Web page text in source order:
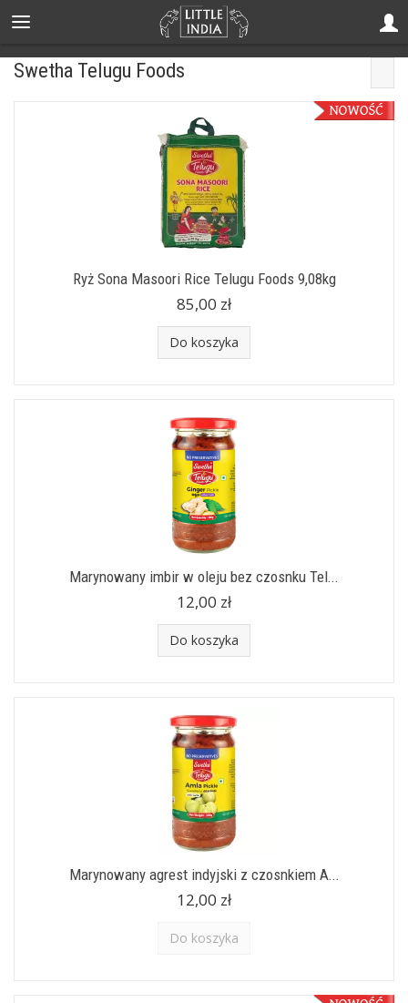
Swetha Telugu Foods
Ryż Sona Masoori Rice Telugu Foods 9,08kg
85,00 zł
Do koszyka
Marynowany imbir w oleju bez czosnku Tel...
12,00 zł
Do koszyka
Marynowany agrest indyjski z czosnkiem A...
12,00 zł
Do koszyka